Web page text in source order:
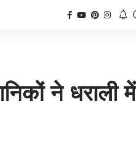
ने धराली में